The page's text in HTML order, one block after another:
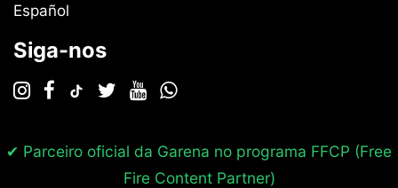
Español
Siga-nos
✔ Parceiro oficial da Garena no programa FFCP (Free
Fire Content Partner)